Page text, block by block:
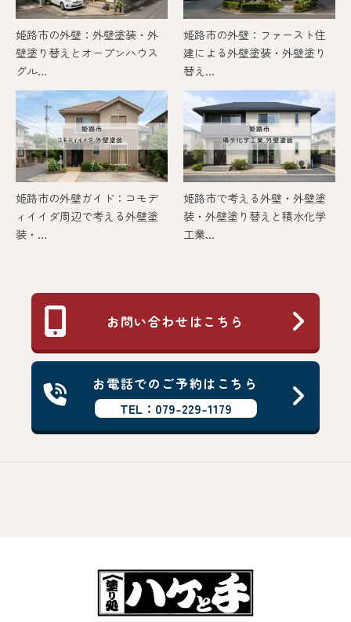
姫路市の外壁：外壁塗装・外
壁塗り替えとオープンハウス
グル...
姫路市の外壁：ファースト住
建による外壁塗装・外壁塗り
替え...
姫路市の外壁ガイド：コモデ
ィイイダ周辺で考える外壁塗
装・...
姫路市で考える外壁・外壁塗
装・外壁塗り替えと積水化学
工業...
お問い合わせはこちら
お電話でのご予約はこちら
TEL：079-229-1179